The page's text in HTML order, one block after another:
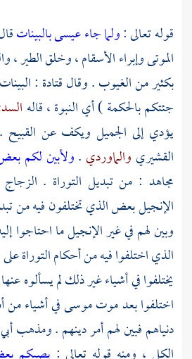
قوله تعالى :ولما جاء عيسى بالبينات
الموتى وإبراء الأسقام ، وخلق الطير ،
بكثير من الغيوب . وقالقتادة :
جئتكم بالحكمة ) أي النبوة ، قاله
يؤدي إلى الجميل ويكف عن القبيح
القشيري والماوردي .ولأبين لكم
مجاهد : من تبديل التوراة . الزجاج
الإنجيل بعض الذي تختلفون فيه من
وبين لهم في غير الإنجيل ما احتاجوا
الذي اختلفوا فيه من أحكام التوراة
يختلفوا في أشياء غير ذلك لم يسألوه
اختلفوا بعد موتموسىفي أشياء من
دنياهم فبين لهم أمر دينهم . ومذهب